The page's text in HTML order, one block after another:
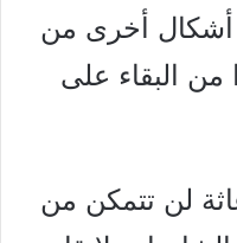
أشكال أخرى من
من البقاء على
لن تتمكن من